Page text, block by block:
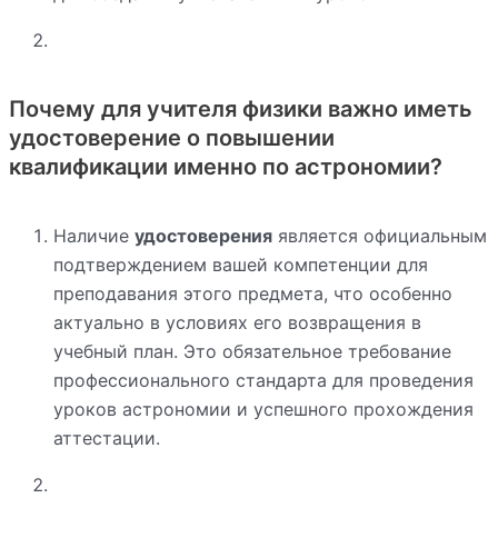
Почему для учителя физики важно иметь
удостоверение о повышении
квалификации именно по астрономии?
Наличие удостоверения является официальным
подтверждением вашей компетенции для
преподавания этого предмета, что особенно
актуально в условиях его возвращения в
учебный план. Это обязательное требование
профессионального стандарта для проведения
уроков астрономии и успешного прохождения
аттестации.